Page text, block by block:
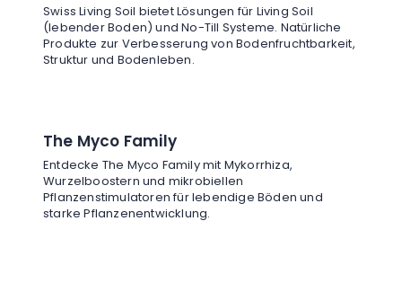
Swiss Living Soil bietet Lösungen für Living Soil
(lebender Boden) und No-Till Systeme. Natürliche
Produkte zur Verbesserung von Bodenfruchtbarkeit,
Struktur und Bodenleben.
The Myco Family
Entdecke The Myco Family mit Mykorrhiza,
Wurzelboostern und mikrobiellen
Pflanzenstimulatoren für lebendige Böden und
starke Pflanzenentwicklung.